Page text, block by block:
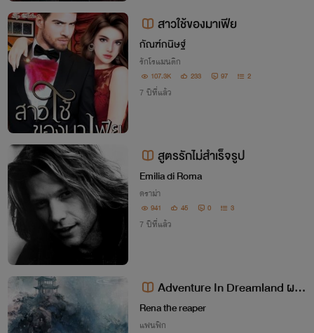
สาวใช้ของมาเฟีย
กัณฑ์กนิษฐ์
รักโรแมนติก
107.3K 233 97 2
7 ปีที่แล้ว
สูตรรักไม่สำเร็จรูป
Emilia di Roma
ดราม่า
941 45 0 3
7 ปีที่แล้ว
Adventure In Dreamland ผจ
ญภัยในดินแดนแห่งความฝัน
Rena the reaper
แฟนฟิก